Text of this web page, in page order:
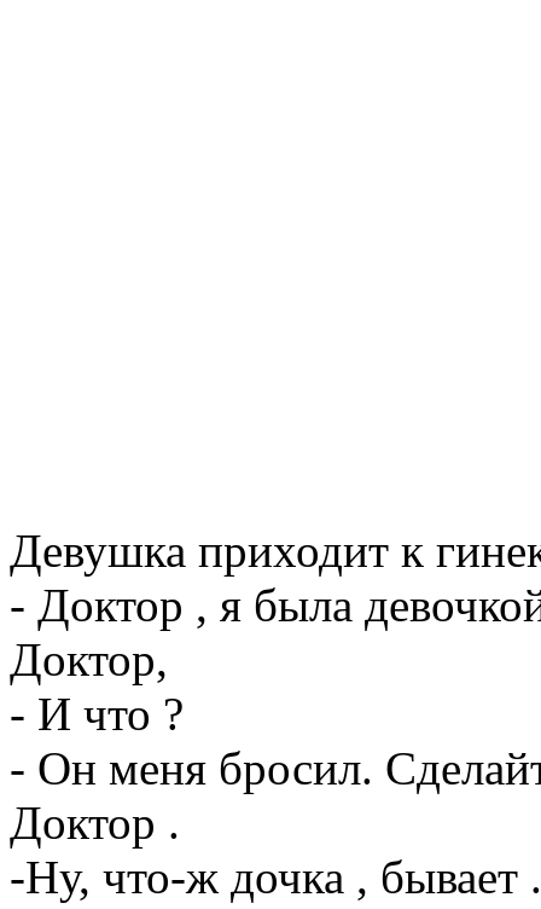
Девушка приходит к
- Доктор , я была
Доктор,
- И что ?
- Он меня бросил.
Доктор .
-Ну, что-ж дочка , бывает